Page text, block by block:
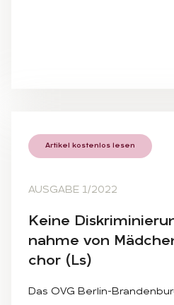
Artikel kostenlos lesen
AUSGABE 1/2022
Kei­ne
nah­me von
chor (Ls)
Das OVG Berlin-